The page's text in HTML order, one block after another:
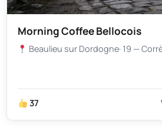
Morning Coffee Bellocois
Beaulieu sur Dordogne· 19 —
37